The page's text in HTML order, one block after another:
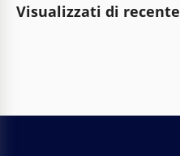
Visualizzati di recente